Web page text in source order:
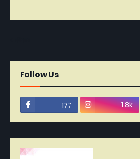
Follow Us
177 1.8k